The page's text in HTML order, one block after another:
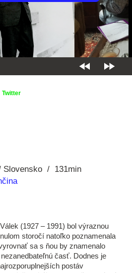
Twitter
Slovensko
131min
(1927 – 1991) bol výraznou
storočí natoľko poznamenala
sa s ňou by znamenalo
časť. Dodnes je
postáv